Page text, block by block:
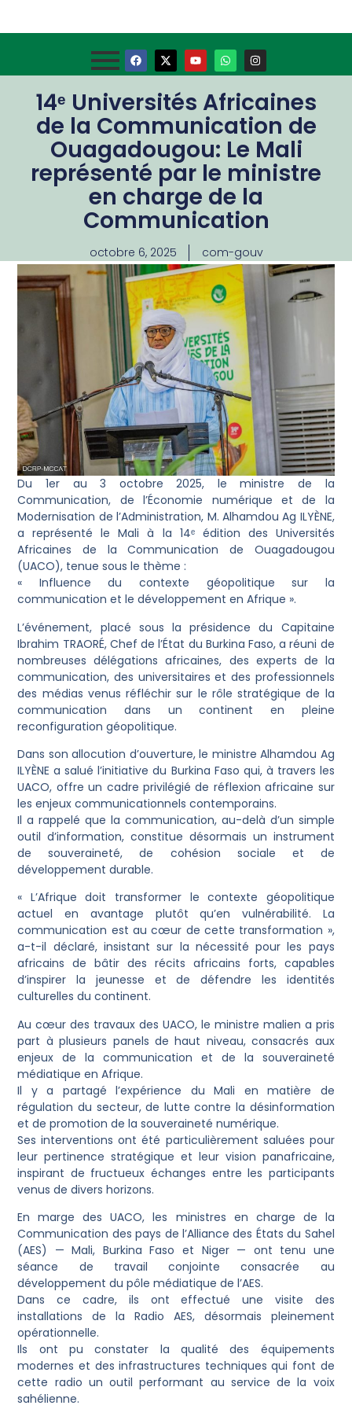
14ᵉ Universités Africaines
de la Communication de
Ouagadougou: Le Mali
représenté par le ministre
en charge de la
Communication
octobre 6, 2025 com-gouv
Du 1er au 3 octobre 2025, le ministre de la
Communication, de l’Économie numérique et de la
Modernisation de l’Administration, M. Alhamdou Ag ILYÈNE,
a représenté le Mali à la 14ᵉ édition des Universités
Africaines de la Communication de Ouagadougou
(UACO), tenue sous le thème :
« Influence du contexte géopolitique sur la
communication et le développement en Afrique ».
L’événement, placé sous la présidence du Capitaine
Ibrahim TRAORÉ, Chef de l’État du Burkina Faso, a réuni de
nombreuses délégations africaines, des experts de la
communication, des universitaires et des professionnels
des médias venus réfléchir sur le rôle stratégique de la
communication dans un continent en pleine
reconfiguration géopolitique.
Dans son allocution d’ouverture, le ministre Alhamdou Ag
ILYÈNE a salué l’initiative du Burkina Faso qui, à travers les
UACO, offre un cadre privilégié de réflexion africaine sur
les enjeux communicationnels contemporains.
Il a rappelé que la communication, au-delà d’un simple
outil d’information, constitue désormais un instrument
de souveraineté, de cohésion sociale et de
développement durable.
« L’Afrique doit transformer le contexte géopolitique
actuel en avantage plutôt qu’en vulnérabilité. La
communication est au cœur de cette transformation »,
a-t-il déclaré, insistant sur la nécessité pour les pays
africains de bâtir des récits africains forts, capables
d’inspirer la jeunesse et de défendre les identités
culturelles du continent.
Au cœur des travaux des UACO, le ministre malien a pris
part à plusieurs panels de haut niveau, consacrés aux
enjeux de la communication et de la souveraineté
médiatique en Afrique.
Il y a partagé l’expérience du Mali en matière de
régulation du secteur, de lutte contre la désinformation
et de promotion de la souveraineté numérique.
Ses interventions ont été particulièrement saluées pour
leur pertinence stratégique et leur vision panafricaine,
inspirant de fructueux échanges entre les participants
venus de divers horizons.
En marge des UACO, les ministres en charge de la
Communication des pays de l’Alliance des États du Sahel
(AES) — Mali, Burkina Faso et Niger — ont tenu une
séance de travail conjointe consacrée au
développement du pôle médiatique de l’AES.
Dans ce cadre, ils ont effectué une visite des
installations de la Radio AES, désormais pleinement
opérationnelle.
Ils ont pu constater la qualité des équipements
modernes et des infrastructures techniques qui font de
cette radio un outil performant au service de la voix
sahélienne.